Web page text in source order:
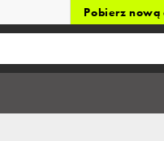
Pobierz nową